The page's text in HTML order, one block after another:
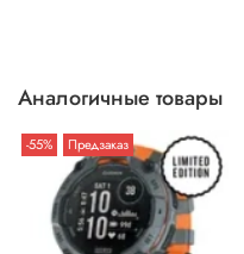
Аналогичные товары
-55% Предзаказ